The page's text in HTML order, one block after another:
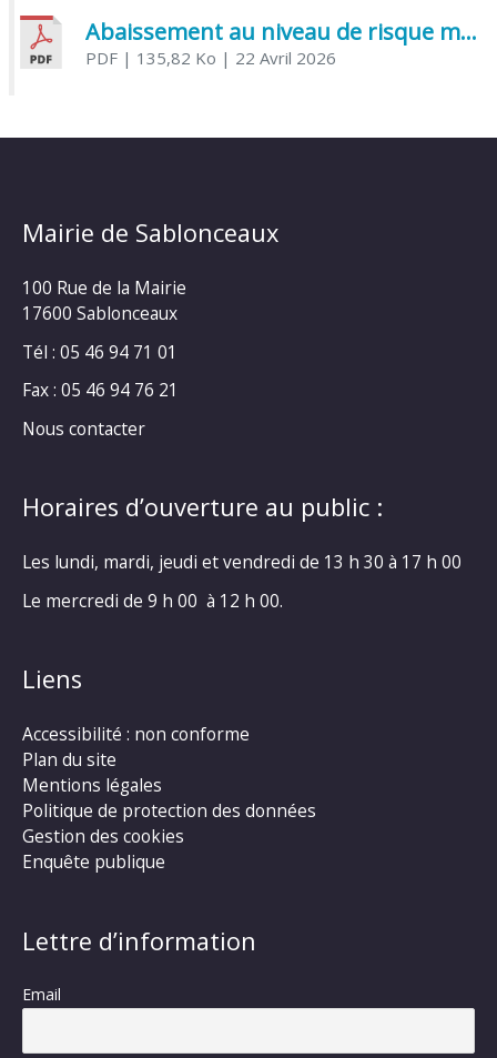
Abaissement au niveau de risque modéré de l’Influenza aviaire
PDF| 135,82 Ko | 22 Avril 2026
Mairie de Sablonceaux
100 Rue de la Mairie
17600 Sablonceaux
Tél : 05 46 94 71 01
Fax : 05 46 94 76 21
Nous contacter
Horaires d’ouverture au public :
Les lundi, mardi, jeudi et vendredi de 13 h 30 à 17 h 00
Le mercredi de 9 h 00 à 12 h 00.
Liens
Accessibilité : non conforme
Plan du site
Mentions légales
Politique de protection des données
Gestion des cookies
Enquête publique
Lettre d’information
Email